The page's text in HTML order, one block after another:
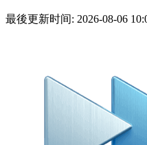
最後更新时间: 2026-08-06